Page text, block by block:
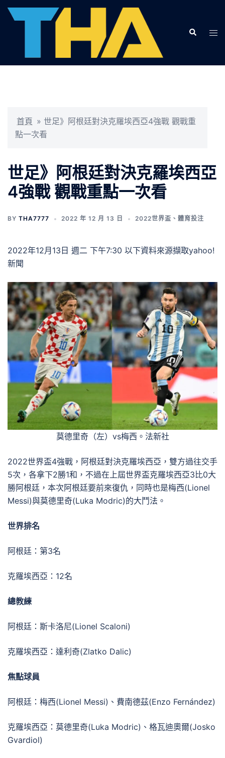
Search
首頁 » 世足》阿根廷對決克羅埃西亞4強戰 觀戰重
點一次看
世足》阿根廷對決克羅埃西亞
4強戰 觀戰重點一次看
BY THA7777 2022 年 12 月 13 日 2022世界盃 、 體育投注
2022年12月13日 週二 下午7:30 以下資料來源擷取yahoo!
新聞
莫德里奇（左）vs梅西。法新社
2022世界盃4強戰，阿根廷對決克羅埃西亞，雙方過往交手
5次，各拿下2勝1和，不過在上屆世界盃克羅埃西亞3比0大
勝阿根廷，本次阿根廷要前來復仇，同時也是梅西(Lionel
Messi)與莫德里奇(Luka Modric)的大鬥法。
世界排名
阿根廷：第3名
克羅埃西亞：12名
總教練
阿根廷：斯卡洛尼(Lionel Scaloni)
克羅埃西亞：達利奇(Zlatko Dalic)
焦點球員
阿根廷：梅西(Lionel Messi)、費南德茲(Enzo Fernández)
克羅埃西亞：莫德里奇(Luka Modric)、格瓦迪奧爾(Josko
Gvardiol)